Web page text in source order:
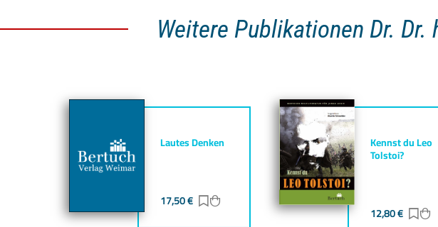
Weitere Publikationen Dr.
Lautes Denken
17,50€ Zur Merkliste hinzufügen
Zum Warenkorb hinzufügen
Kennst du Leo
Tolstoi?
12,80€